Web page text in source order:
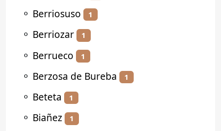
⚬ Berriosuso 1
⚬ Berriozar 1
⚬ Berrueco 1
⚬ Berzosa de Bureba 1
⚬ Beteta 1
⚬ Biañez 1